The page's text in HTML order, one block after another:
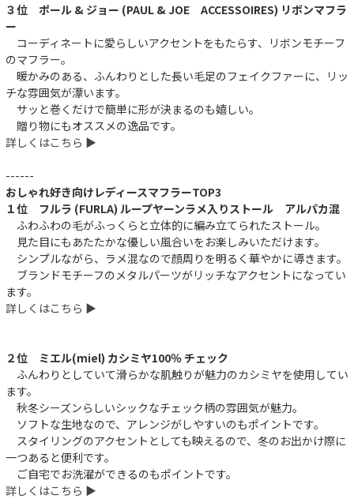
３位 ポール & ジョー (PAUL & JOE ACCESSOIRES) リボンマフラ
ー
コーディネートに愛らしいアクセントをもたらす、リボンモチーフ
のマフラー。
暖かみのある、ふんわりとした長い毛足のフェイクファーに、リッ
チな雰囲気が漂います。
サッと巻くだけで簡単に形が決まるのも嬉しい。
贈り物にもオススメの逸品です。
詳しくはこちら ▶︎
------
おしゃれ好き向けレディースマフラーTOP3
１位 フルラ (FURLA) ループヤーンラメ入りストール アルパカ混
ふわふわの毛がふっくらと立体的に編み立てられたストール。
見た目にもあたたかな優しい風合いをお楽しみいただけます。
シンプルながら、ラメ混なので顔周りを明るく華やかに導きます。
ブランドモチーフのメタルパーツがリッチなアクセントになってい
ます。
詳しくはこちら ▶︎
２位 ミエル(miel) カシミヤ100％ チェック
ふんわりとしていて滑らかな肌触りが魅力のカシミヤを使用してい
ます。
秋冬シーズンらしいシックなチェック柄の雰囲気が魅力。
ソフトな生地なので、アレンジがしやすいのもポイントです。
スタイリングのアクセントとしても映えるので、冬のお出かけ際に
一つあると便利です。
ご自宅でお洗濯ができるのもポイントです。
詳しくはこちら ▶︎